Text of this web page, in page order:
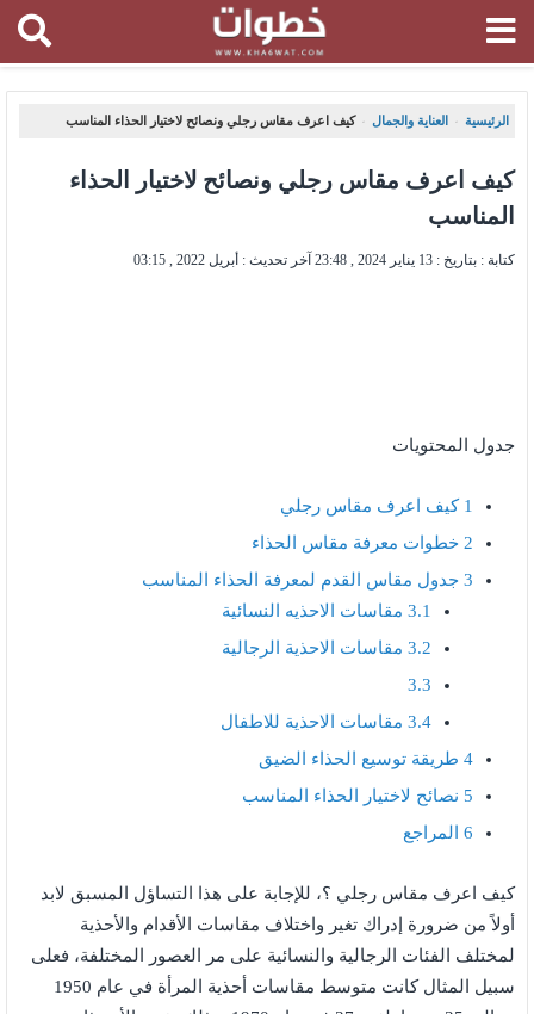
الرئيسية ، العناية والجمال ، كيف اعرف مقاس رجلي ونصائح لاختيار الحذاء المناسب
كيف اعرف مقاس رجلي ونصائح لاختيار الحذاء
المناسب
كتابة : بتاريخ : 13 يناير 2024 , 23:48 آخر تحديث : أبريل 2022 , 03:15
جدول المحتويات
1 كيف اعرف مقاس رجلي
2 خطوات معرفة مقاس الحذاء
3 جدول مقاس القدم لمعرفة الحذاء المناسب
3.1 مقاسات الاحذيه النسائية
3.2 مقاسات الاحذية الرجالية
3.3
3.4 مقاسات الاحذية للاطفال
4 طريقة توسيع الحذاء الضيق
5 نصائح لاختيار الحذاء المناسب
6 المراجع
كيف اعرف مقاس رجلي ؟، للإجابة على هذا التساؤل المسبق لابد
أولاً من ضرورة إدراك تغير واختلاف مقاسات الأقدام والأحذية
لمختلف الفئات الرجالية والنسائية على مر العصور المختلفة، فعلى
سبيل المثال كانت متوسط مقاسات أحذية المرأة في عام 1950